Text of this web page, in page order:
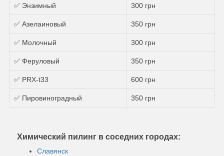
✅ Энзимный 300 грн
✅ Азелаиновый 350 грн
✅ Молочный 300 грн
✅ Феруловый 350 грн
✅ PRX-t33 600 грн
✅ Пировиноградный 350 грн
Химический пилинг в соседних городах:
Славянск